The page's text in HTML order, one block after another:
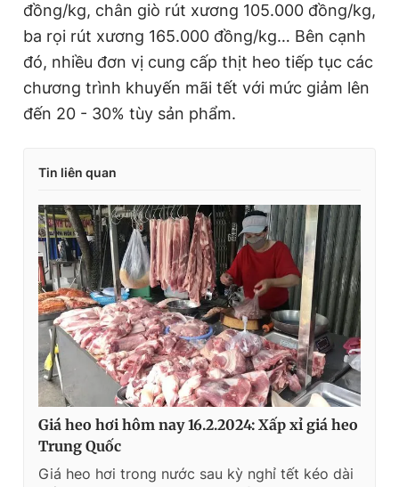
đồng/kg, chân giò rút xương 105.000 đồng/kg,
ba rọi rút xương 165.000 đồng/kg… Bên cạnh
đó, nhiều đơn vị cung cấp thịt heo tiếp tục các
chương trình khuyến mãi tết với mức giảm lên
đến 20 - 30% tùy sản phẩm.
Tin liên quan
Giá heo hơi hôm nay 16.2.2024: Xấp xỉ giá heo
Trung Quốc
Giá heo hơi trong nước sau kỳ nghỉ tết kéo dài